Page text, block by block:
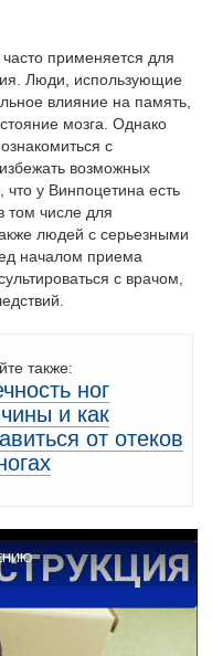
применяется для
Люди, использующие
влияние на память,
мозга. Однако
с
возможных
у Винпоцетина есть
том числе для
людей с серьезными
началом приема
с врачом,
также:
ног
и как
от отеков